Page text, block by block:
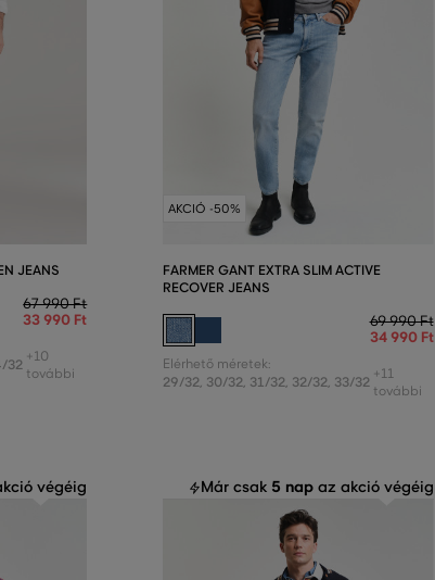
JEANS
67 990 Ft
33 990 Ft
32 +10
további
AKCIÓ -50%
FARMER GANT EXTRA SLIM ACTIVE
RECOVER JEANS
69 990 Ft
34 990 Ft
Elérhető méretek:
29/32, 30/32, 31/32, 32/32, 33/32 +11
további
végéig Már csak 5 napaz akció végéig